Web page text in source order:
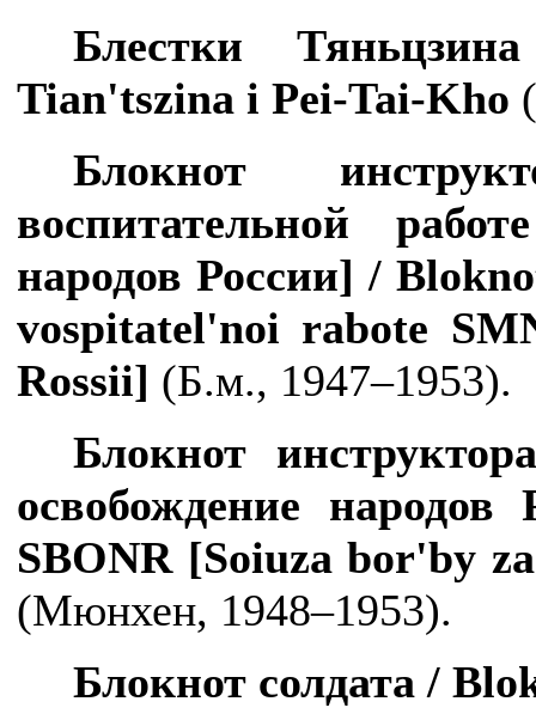
Блестки
Tian'tszina i Pei-Tai-Kho
Блокнот
воспитательной
народов России] /
vospitatel'noi rabote
Rossii] (Б.м., 1947–1953).
Блокнот
освобождение
SBONR[Soiuza bor'by za
(Мюнхен, 1948–1953).
Блокнот солдата /